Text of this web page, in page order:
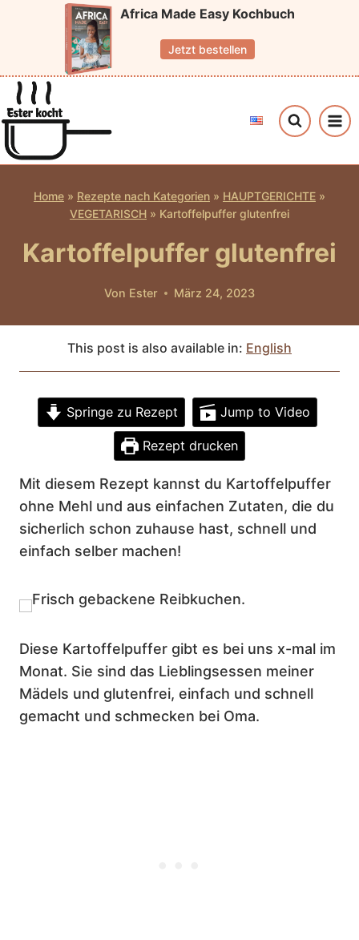
Africa Made Easy Kochbuch
Jetzt bestellen
Home » Rezepte nach Kategorien » HAUPTGERICHTE »
VEGETARISCH » Kartoffelpuffer glutenfrei
Kartoffelpuffer glutenfrei
Von Ester März 24, 2023
This post is also available in: English
Springe zu Rezept Jump to Video
Rezept drucken
Mit diesem Rezept kannst du Kartoffelpuffer
ohne Mehl und aus einfachen Zutaten, die du
sicherlich schon zuhause hast, schnell und
einfach selber machen!
Diese Kartoffelpuffer gibt es bei uns x-mal im
Monat. Sie sind das Lieblingsessen meiner
Mädels und glutenfrei, einfach und schnell
gemacht und schmecken bei Oma.